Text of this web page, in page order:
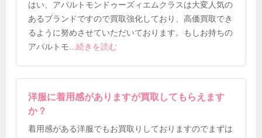
はい、アパルトモンドゥーズィエムクラスは大変人気の
あるブランドですので買取強化しており、高価買取でき
るように努めさせていただいております。もしお持ちの
アパルトモ...続きを読む
洋服に着用感がありますが買取してもらえます
か？
着用感がある洋服でもお買取りしておりますのでまずは